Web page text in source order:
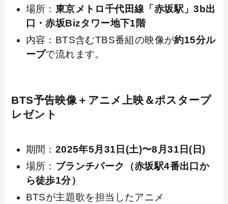
場所： 東京メトロ千代田線「赤坂駅」3b出
口・赤坂Bizタワー地下1階
内容：BTS含むTBS番組の映像が約15分ル
ープで流れます。
BTS予告映像＋アニメ上映＆ポスタープ
レゼント
期間： 2025年5月31日(土)〜8月31日(日)
場所： ブランチパーク（赤坂駅4番出口か
ら徒歩1分）
BTSが主題歌を担当したアニメ